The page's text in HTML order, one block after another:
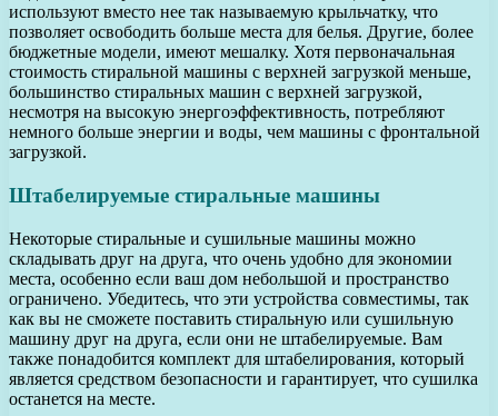
используют вместо нее так называемую крыльчатку, что
позволяет освободить больше места для белья. Другие, более
бюджетные модели, имеют мешалку. Хотя первоначальная
стоимость стиральной машины с верхней загрузкой меньше,
большинство стиральных машин с верхней загрузкой,
несмотря на высокую энергоэффективность, потребляют
немного больше энергии и воды, чем машины с фронтальной
загрузкой.
Штабелируемые стиральные машины
Некоторые стиральные и сушильные машины можно
складывать друг на друга, что очень удобно для экономии
места, особенно если ваш дом небольшой и пространство
ограничено. Убедитесь, что эти устройства совместимы, так
как вы не сможете поставить стиральную или сушильную
машину друг на друга, если они не штабелируемые. Вам
также понадобится комплект для штабелирования, который
является средством безопасности и гарантирует, что сушилка
останется на месте.